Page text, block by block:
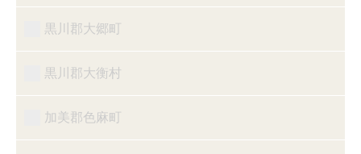
黒川郡大郷町
黒川郡大衡村
加美郡色麻町